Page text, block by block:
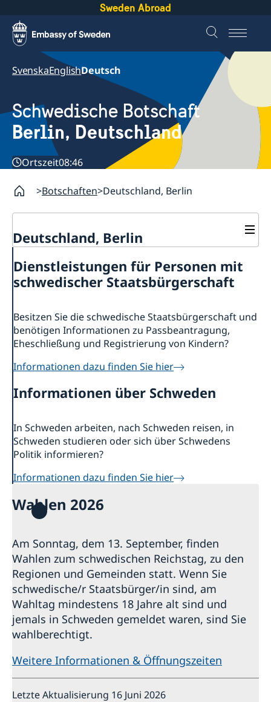
Sweden Abroad
SvenskaEnglishDeutsch
Schwedische Botschaft
Berlin, Deutschland
Ortszeit08:46
Botschaften Deutschland, Berlin
Deutschland, Berlin
Geänderte Öffnungszeiten
Wahl 2026
Stellenanzeigen der Botschaft
Kontakt & Öffnungszeiten
Ansprechpartner für die Medien
Soziale Medien und Newsletter
Die Schwedische Botschaft: Das Gebäude
Die Botschafterin
Schweden in Deutschland
Business Sweden
Schwedische Handelskammer und Unternehmen
AllBright Stiftung
Sonstige Vereine
Schwedische Kirchen
Partnerstädte
Schulen
Schwedisch einkaufen
Deutschland in Schweden
Dienstleistungen für Personen mit
schwedischer Staatsbürgerschaft
Besitzen Sie die schwedische Staatsbürgerschaft und
benötigen Informationen zu Passbeantragung,
Eheschließung und Registrierung von Kindern?
Informationen dazu finden Sie hier
Informationen über Schweden
In Schweden arbeiten, nach Schweden reisen, in
Schweden studieren oder sich über Schwedens
Politik informieren?
Informationen dazu finden Sie hier
Wahlen 2026
Am Sonntag, dem 13. September, finden
Wahlen zum schwedischen Reichstag, zu den
Regionen und Gemeinden statt. Wenn Sie
schwedische/r Staatsbürger/in sind, am
Wahltag mindestens 18 Jahre alt sind und
jemals in Schweden gemeldet waren, sind Sie
wahlberechtigt.
Weitere Informationen & Öffnungszeiten
Letzte Aktualisierung 16 Juni 2026